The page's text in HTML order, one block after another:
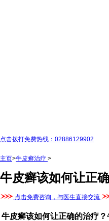
点击拨打免费热线：02886129902
主页>牛皮癣治疗 >
牛皮癣该如何让正
点击免费咨询，与医生直接交流
牛皮癣该如何让正确的治疗？